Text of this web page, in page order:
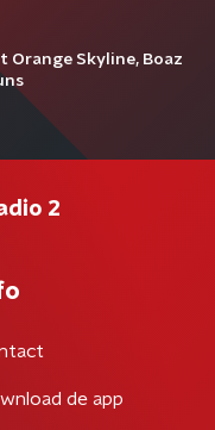
Orange Skyline, Boaz
2
de app